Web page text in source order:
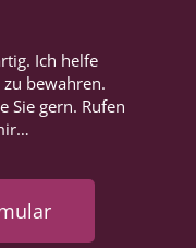
Ich helfe
bewahren.
Sie gern. Rufen